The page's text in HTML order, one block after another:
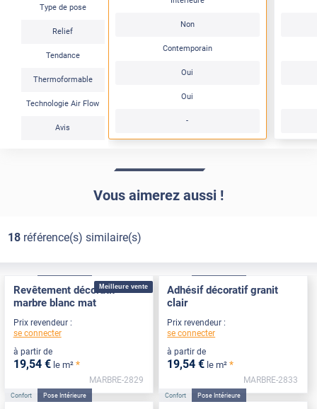
Type de pose
Relief
Tendance
Thermoformable
Technologie Air Flow
Avis
Non
Contemporain
Oui
Oui
-
Vous aimerez aussi !
18référence(s) similaire(s)
Meilleure vente
Revêtement décoratif
marbre blanc mat
Prix revendeur :
se connecter
à partir de
19,54 € le m² *
MARBRE-2829
Adhésif décoratif granit
clair
Prix revendeur :
se connecter
à partir de
19,54 € le m² *
MARBRE-2833
Confort Pose Intérieure Confort Pose Intérieure